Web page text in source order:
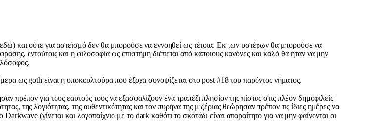
και ούτε για αστεϊσμό δεν θα μπορούσε να εννοηθεί ως τέτοια. Εκ των υστέρων θα μπορούσε να
εντούτοις και η φιλοσοφία ως επιστήμη διέπεται από κάποιους κανόνες και καλό θα ήταν να μην
ως goth είναι η υποκουλτούρα που έξοχα συνοψίζεται στο post #18 του παρόντος νήματος.
για τους εαυτούς τους να εξασφαλίζουν ένα τραπέζι πλησίον της πίστας στις πλέον δημοφιλείς
της λογιότητας, της αυθεντικότητας και τον πυρήνα της μιζέριας θεώρησαν πρέπον τις ίδιες ημέρες να
(γίνεται και λογοπαίχνιο με το dark καθότι το σκοτάδι είναι απαραίτητο για να μην φαίνονται οι